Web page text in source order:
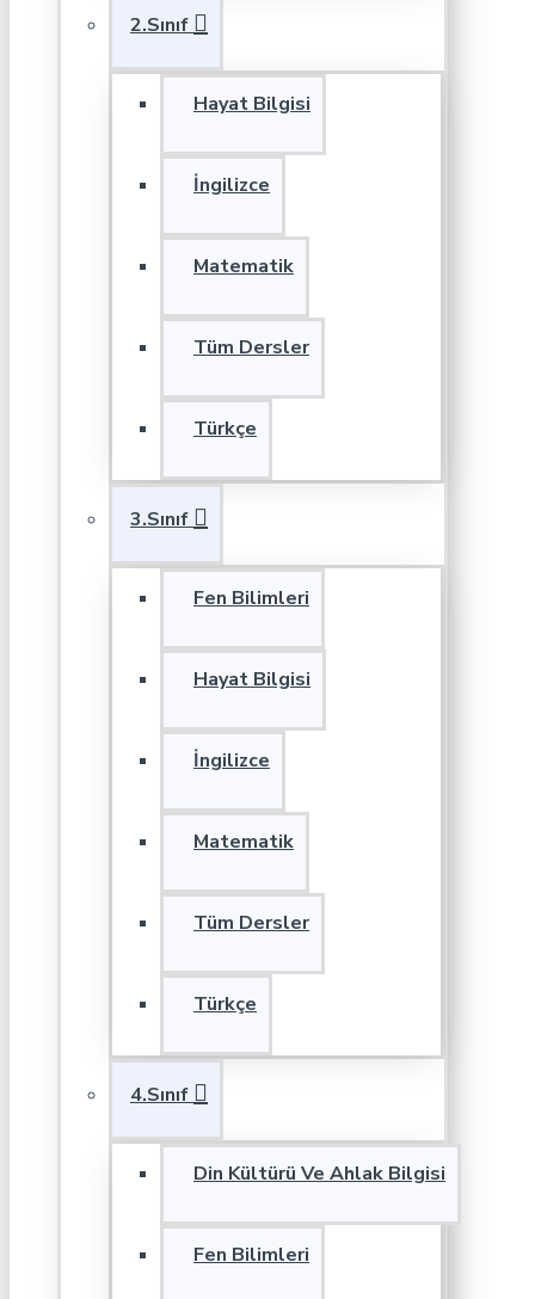
2.Sınıf
Hayat Bilgisi
İngilizce
Matematik
Tüm Dersler
Türkçe
3.Sınıf
Fen Bilimleri
Hayat Bilgisi
İngilizce
Matematik
Tüm Dersler
Türkçe
4.Sınıf
Din Kültürü Ve Ahlak Bilgisi
Fen Bilimleri